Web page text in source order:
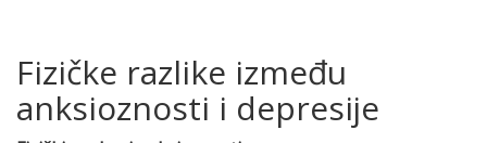
Fizičke razlike između
anksioznosti i depresije